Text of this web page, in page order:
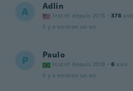
A Adlin
Inscrit depuis 2015 · 378 avis
il y a environ un an
P Paulo
Inscrit depuis 2018 · 6 avis
il y a environ un an